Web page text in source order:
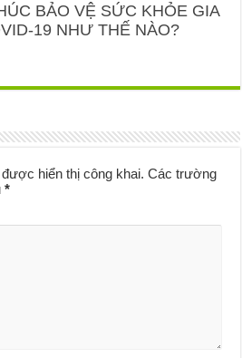
BẢO VỆ SỨC KHỎE GIA
19 NHƯ THẾ NÀO?
hiển thị công khai. Các trường
*